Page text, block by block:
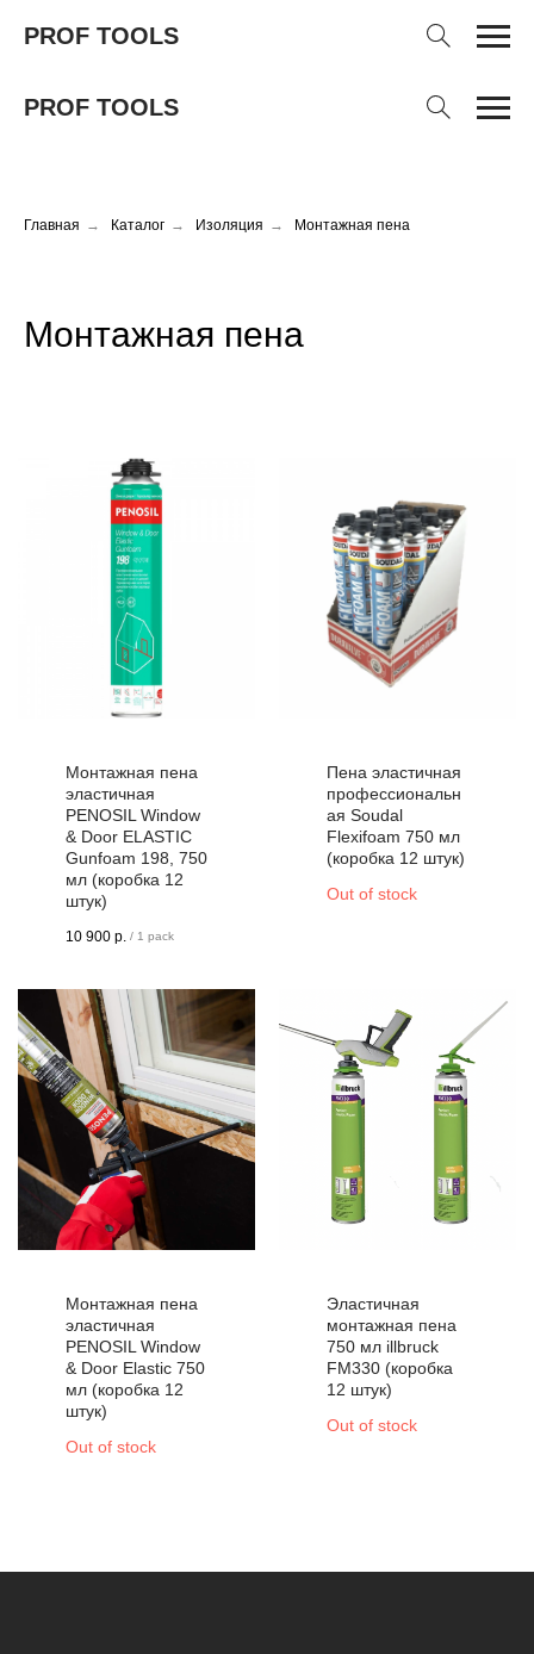
PROF TOOLS
PROF TOOLS
Главная → Каталог → Изоляция → Монтажная пена
Монтажная пена
Монтажная пена
эластичная
PENOSIL Window
& Door ELASTIC
Gunfoam 198, 750
мл (коробка 12
штук)
10 900 р. / 1 pack
Пена эластичная
профессиональн
ая Soudal
Flexifoam 750 мл
(коробка 12 штук)
Out of stock
Монтажная пена
эластичная
PENOSIL Window
& Door Elastic 750
мл (коробка 12
штук)
Out of stock
Эластичная
монтажная пена
750 мл illbruck
FM330 (коробка
12 штук)
Out of stock